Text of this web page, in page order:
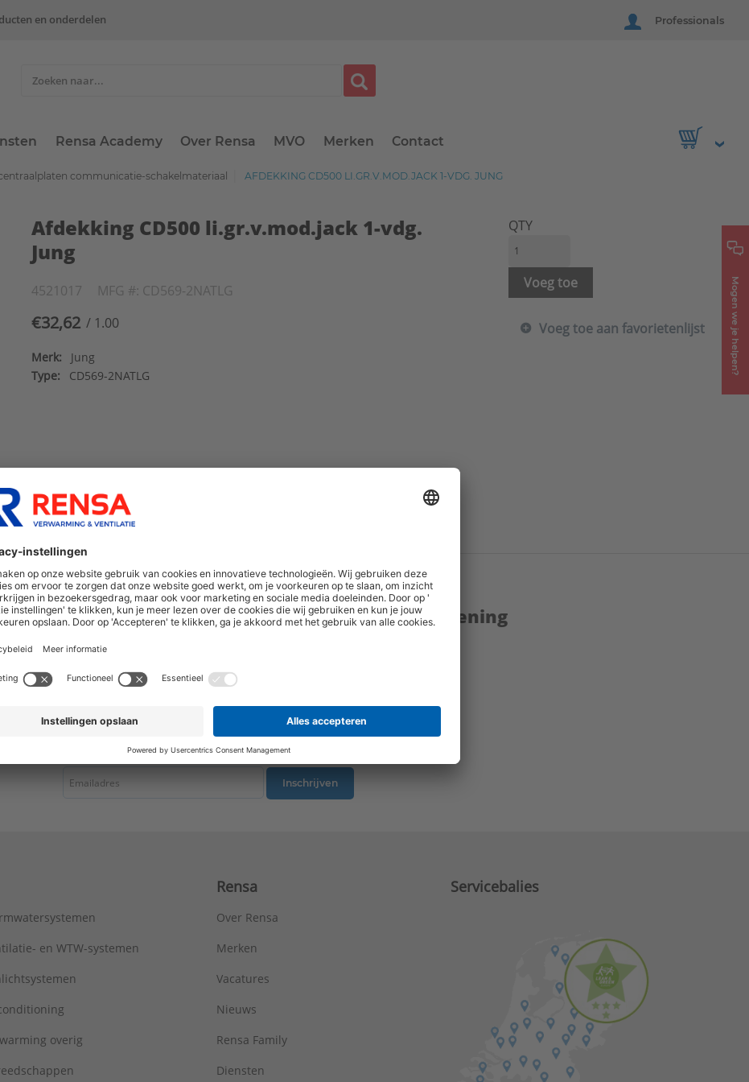
en onderdelen Professionals
Rensa Academy Over Rensa MVO Merken Contact
Mogen we je helpen?
communicatie-schakelmateriaal AFDEKKING CD500 LI.GR.V.MOD.JACK 1-VDG. JUNG
Afdekking CD500 li.gr.v.mod.jack 1-vdg.
Jung
4521017 MFG #: CD569-2NATLG
€32,62 / 1.00
Merk:
Jung
Type:
CD569-2NATLG
QTY
Voeg toe
Voeg toe aan favorietenlijst
hoogte van nieuwe producten en onze dienstverlening
Inschrijven
en WTW-systemen
overig
Rensa
Over Rensa
Merken
Vacatures
Nieuws
Rensa Family
Diensten
Servicebalies